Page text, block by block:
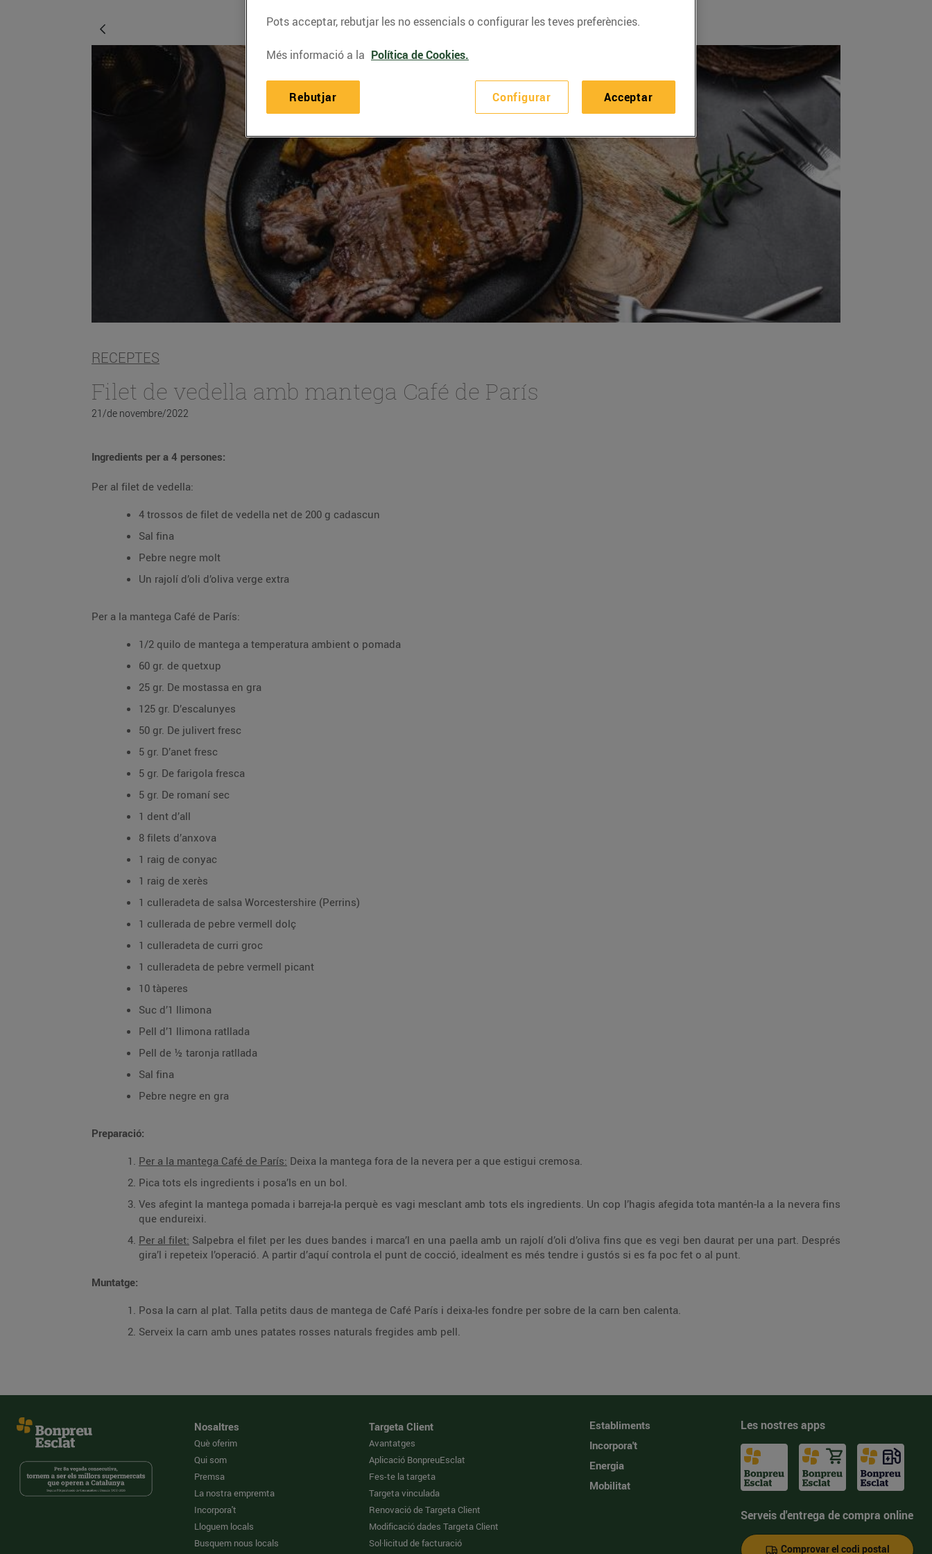
RECEPTES
Filet de vedella amb mantega Café de París
21/de novembre/2022
Ingredients per a 4 persones:
Per al filet de vedella:
4 trossos de filet de vedella net de 200 g cadascun
Sal fina
Pebre negre molt
Un rajolí d’oli d’oliva verge extra
Per a la mantega Café de París:
1/2 quilo de mantega a temperatura ambient o pomada
60 gr. de quetxup
25 gr. De mostassa en gra
125 gr. D’escalunyes
50 gr. De julivert fresc
5 gr. D’anet fresc
5 gr. De farigola fresca
5 gr. De romaní sec
1 dent d’all
8 filets d’anxova
1 raig de conyac
1 raig de xerès
1 culleradeta de salsa Worcestershire (Perrins)
1 cullerada de pebre vermell dolç
1 culleradeta de curri groc
1 culleradeta de pebre vermell picant
10 tàperes
Suc d’1 llimona
Pell d’1 llimona ratllada
Pell de ½ taronja ratllada
Sal fina
Pebre negre en gra
Preparació:
Per a la mantega Café de París: Deixa la mantega fora de la nevera per a que estigui cremosa.
Pica tots els ingredients i posa’ls en un bol.
Ves afegint la mantega pomada i barreja-la perquè es vagi mesclant amb tots els ingredients. Un cop l’hagis afegida tota mantén-la a la nevera fins
que endureixi.
Per al filet: Salpebra el filet per les dues bandes i marca’l en una paella amb un rajolí d’oli d’oliva fins que es vegi ben daurat per una part. Després
gira’l i repeteix l’operació. A partir d’aquí controla el punt de cocció, idealment es més tendre i gustós si es fa poc fet o al punt.
Muntatge:
Posa la carn al plat. Talla petits daus de mantega de Café París i deixa-les fondre per sobre de la carn ben calenta.
Serveix la carn amb unes patates rosses naturals fregides amb pell.
Nosaltres
Què oferim
Qui som
Premsa
La nostra empremta
Incorpora't
Lloguem locals
Busquem nous locals
Targeta Client
Avantatges
Aplicació BonpreuEsclat
Fes-te la targeta
Targeta vinculada
Renovació de Targeta Client
Modificació dades Targeta Client
Sol·licitud de facturació
Establiments
Incorpora't
Energia
Mobilitat
Les nostres apps
Serveis d'entrega de compra online
Comprovar el codi postal
Pots acceptar, rebutjar les no essencials o configurar les teves preferències.
Més informació a la Política de Cookies.
Configurar
Rebutjar Acceptar